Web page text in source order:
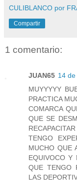
CULIBLANCO por
Compartir
1 comentario:
JUAN65 14
MUYYYYY
PRACTICA
COMARCA
QUE SE
TENGO
MUCHO QUE
EQUIVOCO Y
QUE TENGO
LAS